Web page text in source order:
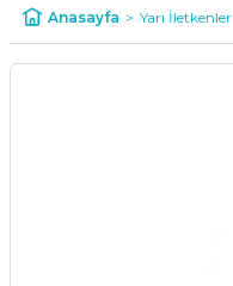
Anasayfa Yarı İletkenler